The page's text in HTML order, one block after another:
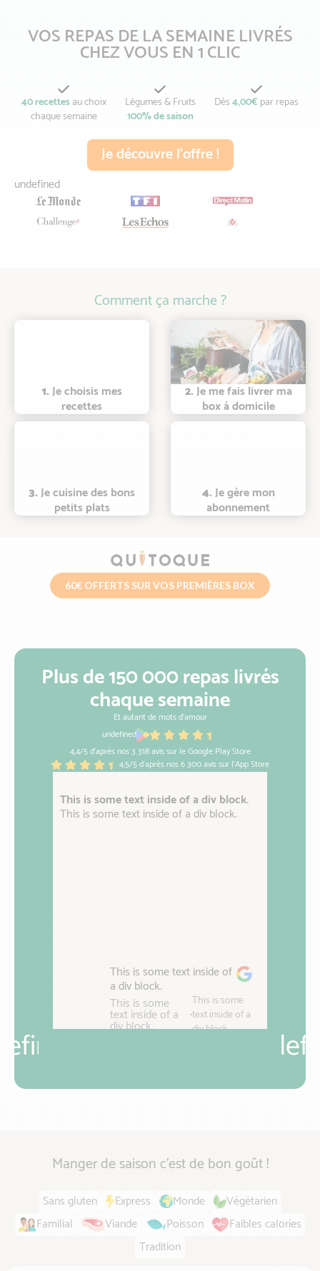
VOS REPAS DE LA SEMAINE LIVRÉS
CHEZ VOUS EN 1 CLIC
40 recettesau choix
chaque semaine
Légumes & Fruits
100% de saison
Dès4,00€ par repas
Je découvre l'offre !
undefined
Comment ça marche ?
1.Je choisis mes
recettes
2.Je me fais livrer ma
box à domicile
3.Je cuisine des bons
petits plats
4.Je gère mon
abonnement
60€ OFFERTS SUR VOS PREMIÈRES BOX
Plus de 150 000 repas livrés
chaque semaine
Et autant de mots d'amour
undefined
4,4/5 d'après nos 3 318 avis sur le Google Play Store
4,5/5 d'après nos 6 300 avis sur l'App Store
This is some text inside of a div block.
This is some text inside of a div block.
This is some text inside of
a div block.
This is some
text inside of a
div block.
•
This is some
text inside of a
div block.
Manger de saison c'est de bon goût !
Sans gluten Express Monde
Végétarien
Familial
Viande Poisson
Faibles calories
Tradition